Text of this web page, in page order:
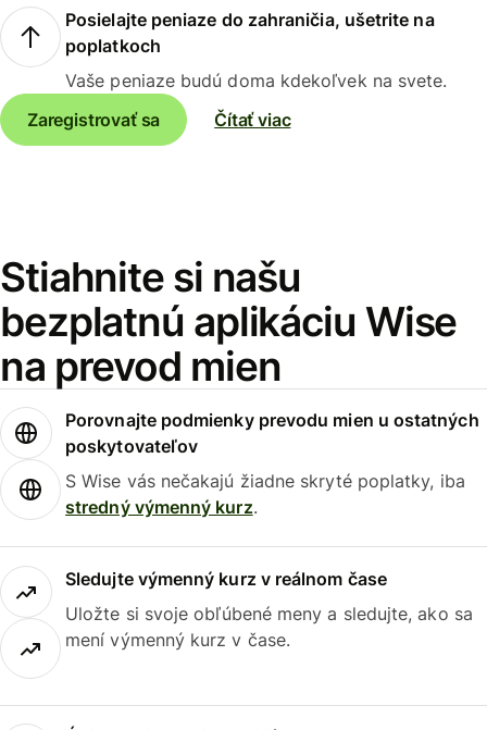
Posielajte peniaze do zahraničia, ušetrite na
poplatkoch
Vaše peniaze budú doma kdekoľvek na svete.
Zaregistrovať sa
Čítať viac
Stiahnite si našu
bezplatnú aplikáciu Wise
na prevod mien
Porovnajte podmienky prevodu mien u ostatných
poskytovateľov
S Wise vás nečakajú žiadne skryté poplatky, iba
stredný výmenný kurz.
Sledujte výmenný kurz v reálnom čase
Uložte si svoje obľúbené meny a sledujte, ako sa
mení výmenný kurz v čase.